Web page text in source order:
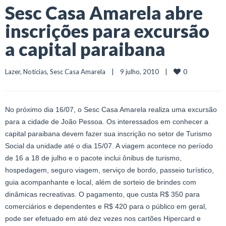
Sesc Casa Amarela abre
inscrições para excursão
a capital paraibana
Lazer, Notícias, Sesc Casa Amarela
    |    9 julho, 2010    |
0
No próximo dia 16/07, o Sesc Casa Amarela realiza uma excursão
para a cidade de João Pessoa. Os interessados em conhecer a
capital paraibana devem fazer sua inscrição no setor de Turismo
Social da unidade até o dia 15/07. A viagem acontece no período
de 16 a 18 de julho e o pacote inclui ônibus de turismo,
hospedagem, seguro viagem, serviço de bordo, passeio turístico,
guia acompanhante e local, além de sorteio de brindes com
dinâmicas recreativas. O pagamento, que custa R$ 350 para
comerciários e dependentes e R$ 420 para o público em geral,
pode ser efetuado em até dez vezes nos cartões Hipercard e